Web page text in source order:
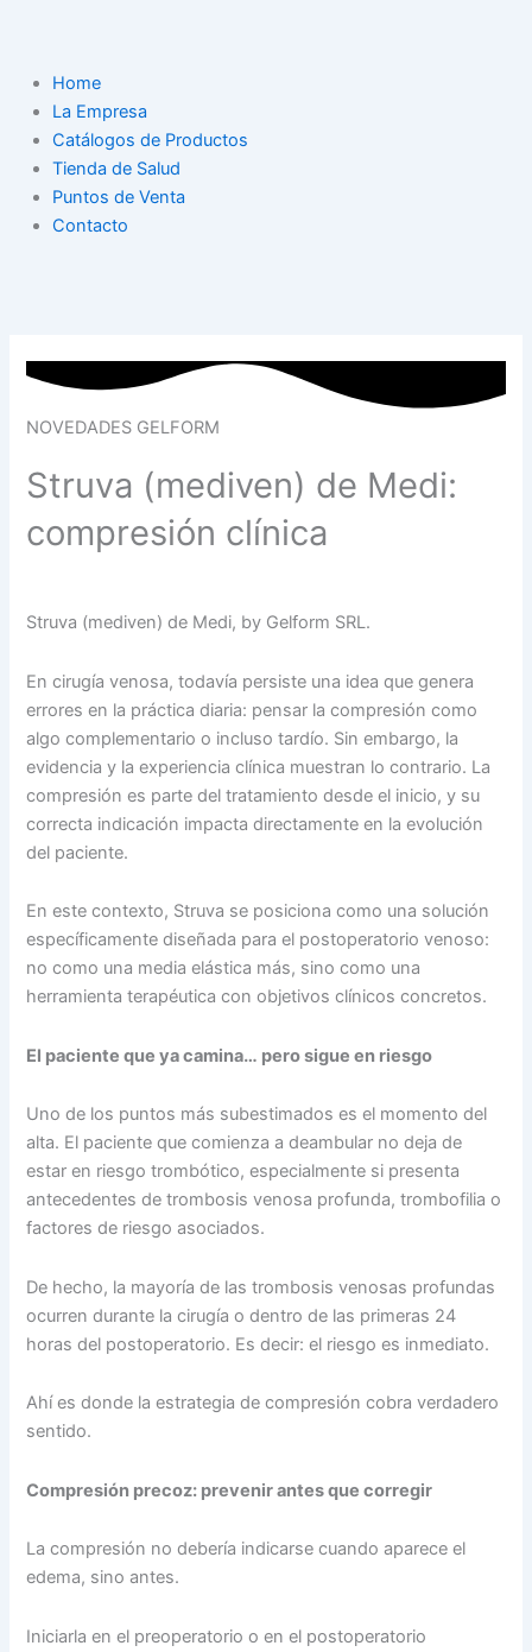
Home
La Empresa
Catálogos de Productos
Tienda de Salud
Puntos de Venta
Contacto
NOVEDADES GELFORM
Struva (mediven) de Medi:
compresión clínica
Struva (mediven) de Medi, by Gelform SRL.
En cirugía venosa, todavía persiste una idea que genera
errores en la práctica diaria: pensar la compresión como
algo complementario o incluso tardío. Sin embargo, la
evidencia y la experiencia clínica muestran lo contrario. La
compresión es parte del tratamiento desde el inicio, y su
correcta indicación impacta directamente en la evolución
del paciente.
En este contexto, Struva se posiciona como una solución
específicamente diseñada para el postoperatorio venoso:
no como una media elástica más, sino como una
herramienta terapéutica con objetivos clínicos concretos.
El paciente que ya camina… pero sigue en riesgo
Uno de los puntos más subestimados es el momento del
alta. El paciente que comienza a deambular no deja de
estar en riesgo trombótico, especialmente si presenta
antecedentes de trombosis venosa profunda, trombofilia o
factores de riesgo asociados.
De hecho, la mayoría de las trombosis venosas profundas
ocurren durante la cirugía o dentro de las primeras 24
horas del postoperatorio. Es decir: el riesgo es inmediato.
Ahí es donde la estrategia de compresión cobra verdadero
sentido.
Compresión precoz: prevenir antes que corregir
La compresión no debería indicarse cuando aparece el
edema, sino antes.
Iniciarla en el preoperatorio o en el postoperatorio